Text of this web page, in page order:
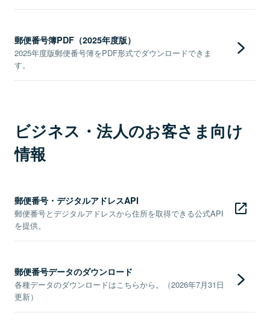
郵便番号簿PDF（2025年度版）
2025年度版郵便番号簿をPDF形式でダウンロードできま
す。
ビジネス・法人のお客さま向け
情報
郵便番号・デジタルアドレスAPI
郵便番号とデジタルアドレスから住所を取得できる公式API
を提供。
郵便番号データのダウンロード
各種データのダウンロードはこちらから。（2026年7月31日
更新）